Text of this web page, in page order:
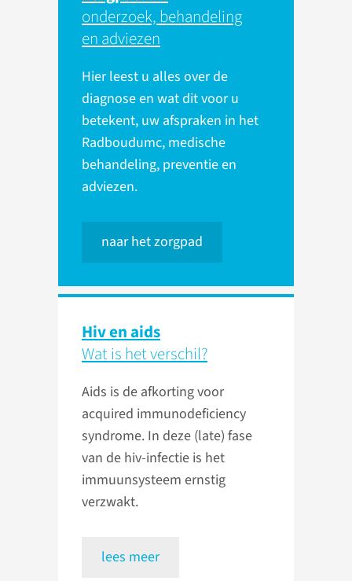
onderzoek, behandeling
en adviezen
Hier leest u alles over de
diagnose en wat dit voor u
betekent, uw afspraken in het
Radboudumc, medische
behandeling, preventie en
adviezen.
naar het zorgpad
Hiv en aids
Wat is het verschil?
Aids is de afkorting voor
acquired immunodeficiency
syndrome. In deze (late) fase
van de hiv-infectie is het
immuunsysteem ernstig
verzwakt.
lees meer